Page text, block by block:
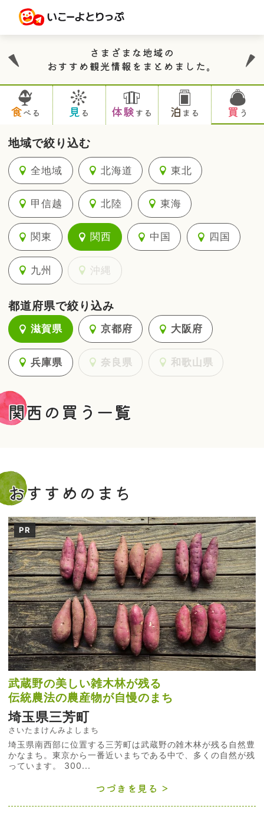
さまざまな地域の
おすすめ観光情報をまとめました。
食べる 見 る 体験する 泊 まる 買う
地域で絞り込む
全地域 北海道 東北
甲信越 北陸 東海
関東 関西 中国 四国
九州 沖縄
都道府県で絞り込み
滋賀県 京都府 大阪府
兵庫県 奈良県 和歌山県
関西の買う一覧
おすすめのまち
PR
武蔵野の美しい雑木林が残る
伝統農法の農産物が自慢のまち
埼玉県三芳町
さいたまけんみよしまち
埼玉県南西部に位置する三芳町は武蔵野の雑木林が残る自然豊
かなまち。東京から一番近いまちである中で、多くの自然が残
っています。 300...
つづきを見る